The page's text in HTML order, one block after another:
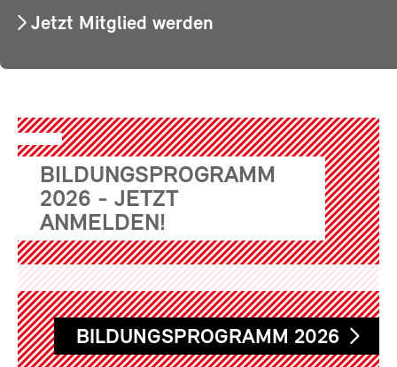
Jetzt Mitglied werden
BILDUNGSPROGRAMM
2026 - JETZT
ANMELDEN!
BILDUNGSPROGRAMM 2026